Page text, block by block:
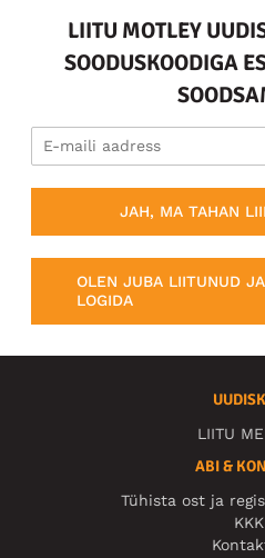
LIITU MOTLEY
SOODUSKOODIGA
JAH, MA TAHAN
OLEN JUBA LIITUNUD
LOGIDA
LIITU
ABI &
Tühista ost ja
KKK